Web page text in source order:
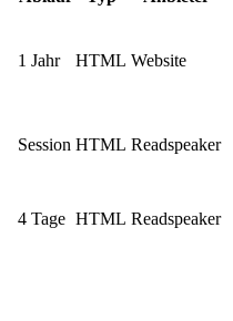
1 Jahr HTML Website
Session HTML Readspeaker
4 Tage HTML Readspeaker